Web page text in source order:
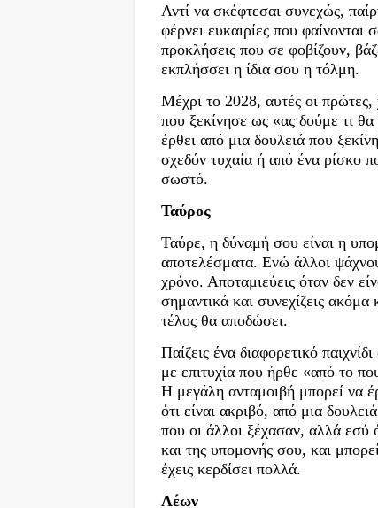
Αντί να σκέφτεσαι συνεχώς,
φέρνει ευκαιρίες που
προκλήσεις που σε φοβίζουν,
εκπλήσσει η ίδια σου η τόλμη.
Μέχρι το 2028, αυτές οι πρώτες,
που ξεκίνησε ως «ας δούμε τι θα
έρθει από μια δουλειά που
σχεδόν τυχαία ή από ένα ρίσκο
σωστό.
Ταύρος
Ταύρε, η δύναμή σου είναι η
αποτελέσματα. Ενώ άλλοι
χρόνο. Αποταμιεύεις όταν δεν
σημαντικά και συνεχίζεις ακόμα
τέλος θα αποδώσει.
Παίζεις ένα διαφορετικό
με επιτυχία που ήρθε «από το
Η μεγάλη ανταμοιβή μπορεί να
ότι είναι ακριβό, από μια
που οι άλλοι ξέχασαν, αλλά εσύ
και της υπομονής σου, και
έχεις κερδίσει πολλά.
Λέων